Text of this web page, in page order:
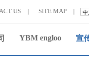
US SITE MAP
YBM engloo 宣